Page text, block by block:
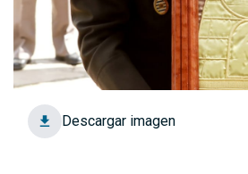
Descargar imagen